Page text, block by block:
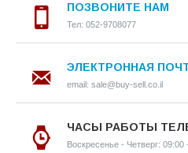
ПОЗВОНИТЕ НАМ
Тел: 052-9708077
ЭЛЕКТРОННАЯ
email: sale@buy-sell.co.il
ЧАСЫ РАБОТЫ
Воскресенье - Четверг: 09:00